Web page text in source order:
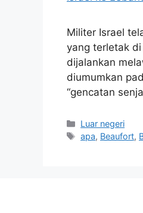
Militer Israel
yang terletak
dijalankan
diumumkan
“gencatan
Kategori
Luar negeri
Tag
apa, Beaufort,